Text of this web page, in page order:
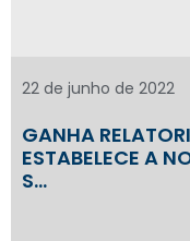
GANHA
ESTABELECE A
S…
22 de junho de 2022